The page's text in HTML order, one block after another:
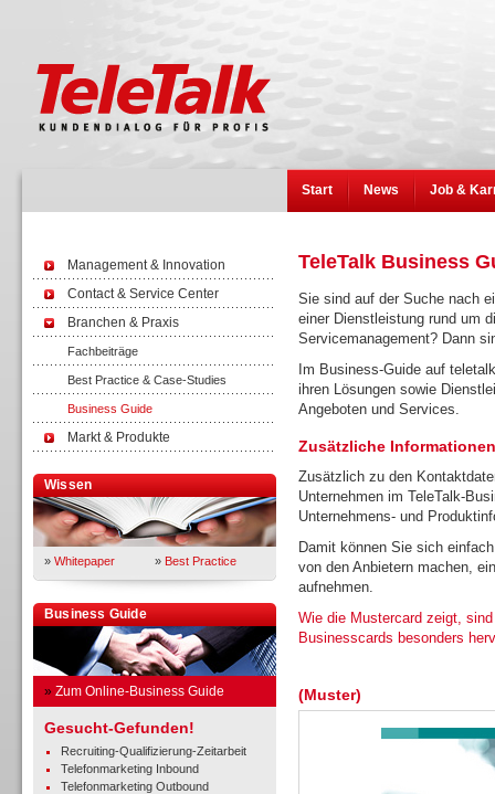
Start News Job &
Management & Innovation
Contact & Service Center
Branchen & Praxis
Fachbeiträge
Best Practice & Case-Studies
Business Guide
Markt & Produkte
Wissen
» Whitepaper » Best Practice
Business Guide
» Zum Online-Business Guide
Gesucht-Gefunden!
Recruiting-Qualifizierung-Zeitarbeit
Telefonmarketing Inbound
Telefonmarketing Outbound
TeleTalk Business
Sie sind auf der Suche nach
einer Dienstleistung rund um
Servicemanagement? Dann
Im Business-Guide auf
ihren Lösungen sowie
Angeboten und Services.
Zusätzliche
Zusätzlich zu den
Unternehmen im TeleTalk-
Unternehmens- und
Damit können Sie sich
von den Anbietern machen,
aufnehmen.
Wie die Mustercard zeigt,
Businesscards besonders
(Muster)